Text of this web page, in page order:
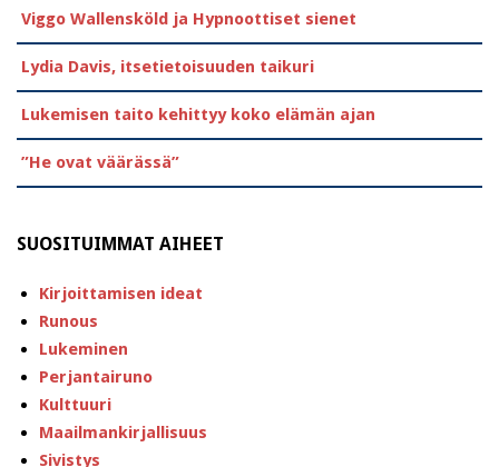
Viggo Wallensköld ja Hypnoottiset sienet
Lydia Davis, itsetietoisuuden taikuri
Lukemisen taito kehittyy koko elämän ajan
”He ovat väärässä”
SUOSITUIMMAT AIHEET
Kirjoittamisen ideat
Runous
Lukeminen
Perjantairuno
Kulttuuri
Maailmankirjallisuus
Sivistys